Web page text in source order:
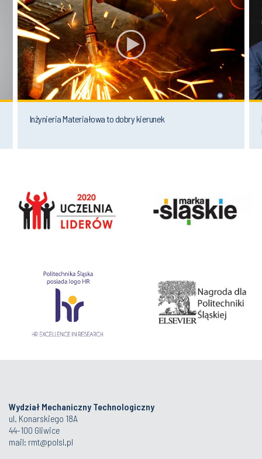
Inżynieria Materiałowa to dobry kierunek
Wydział Mechaniczny Technologiczny
ul. Konarskiego 18A
44-100 Gliwice
mail: rmt@polsl.pl